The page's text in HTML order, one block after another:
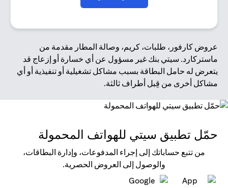
عروض كارفور، طلبات، كريم، وصالة المطار مقدمة من
ماستركارد. سيتي بنك غير مسؤول عن أي خسارة أو إزعاج قد
يتعرض له حامل البطاقة بسبب مشاكل تشغيلية أو تنفيذية أو أي
مشاكل أخرى من قِبل أطراف ثالثة.
حمّل تطبيق سيتي للهواتف المحمولة
من تتبع حساباتك إلى إجراء المدفوعات، وإدارة البطاقات،
والوصول إلى العروض الحصرية.